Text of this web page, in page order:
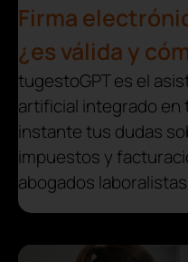
Firma
¿es válida y
tugestoGPT es el
artificial integrado
instante tus dudas
impuestos y
abogados